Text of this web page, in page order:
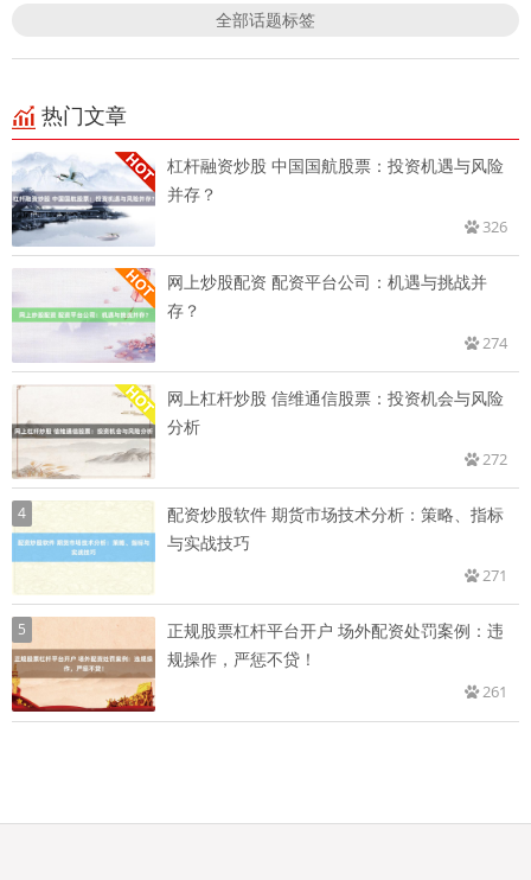
全部话题标签
热门文章
杠杆融资炒股 中国国航股票：投资机遇与风险
并存？
326
网上炒股配资 配资平台公司：机遇与挑战并
存？
274
网上杠杆炒股 信维通信股票：投资机会与风险
分析
272
4
配资炒股软件 期货市场技术分析：策略、指标
与实战技巧
271
5
正规股票杠杆平台开户 场外配资处罚案例：违
规操作，严惩不贷！
261